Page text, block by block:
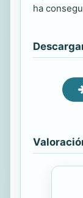
ha